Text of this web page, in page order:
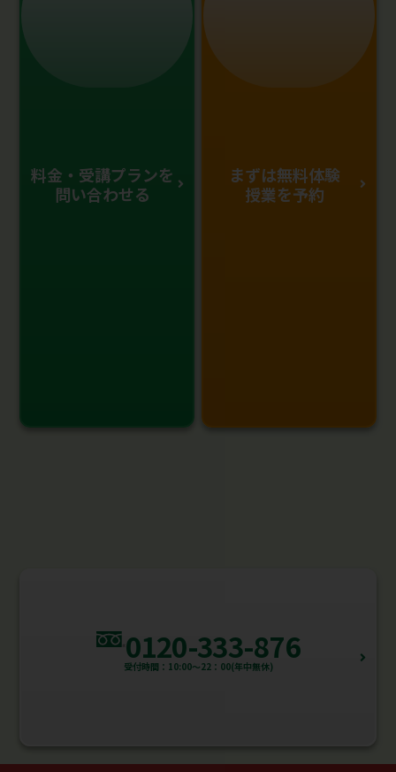
料金・受講プランを
問い合わせる
まずは無料体験
授業を予約
0120-333-876
受付時間：10:00～22：00(年中無休)